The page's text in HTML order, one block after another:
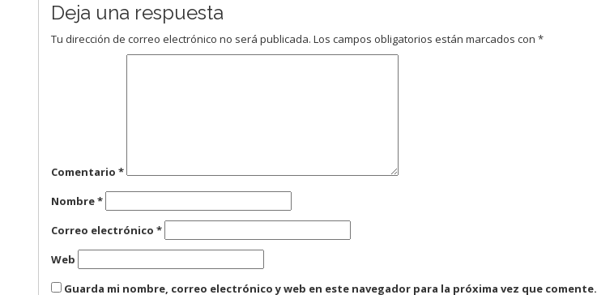
Deja una respuesta
Tu dirección de correo electrónico no será publicada. Los campos obligatorios están marcados con*
Comentario*
Nombre*
Correo electrónico*
Web
Guarda mi nombre, correo electrónico y web en este navegador para la próxima vez que comente.